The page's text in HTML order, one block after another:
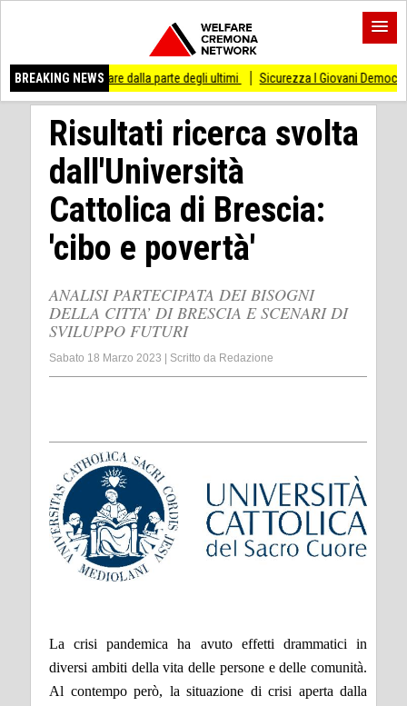
BREAKING NEWS
di stare dalla parte degli ultimi Sicurezza I Giovani Democratici ribattono
Risultati ricerca svolta
dall'Università
Cattolica di Brescia:
'cibo e povertà'
ANALISI PARTECIPATA DEI BISOGNI
DELLA CITTA’ DI BRESCIA E SCENARI DI
SVILUPPO FUTURI
Sabato 18 Marzo 2023 Scritto da Redazione
La crisi pandemica ha avuto effetti drammatici in
diversi ambiti della vita delle persone e delle comunità.
Al contempo però, la situazione di crisi aperta dalla